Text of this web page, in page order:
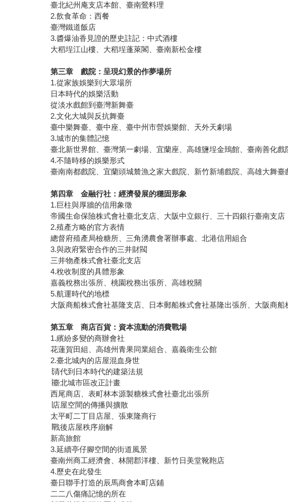
臺北紀州庵支店本館、臺南鶯料理
2.飲食革命：西餐
臺灣鐵道飯店
3.醬爆油香見證的歷史註記：中式酒樓
大稻埕江山樓、大稻埕蓬萊閣、臺南新松金樓
第三章 戲院：呈現幻景的作夢場所
1.從家族娛樂到大眾場所
日本時代的娛樂活動
從淡水戲館到臺灣新舞臺
2.文化大城與反抗舞臺
臺中樂舞臺、臺中座、臺中州市營娛樂館、天外天劇場
3.城市的集體記憶
臺北新世界館、臺灣第一劇場、宜蘭座、高雄鹽埕金鵄館、臺南善化
4.不隨時移的娛樂形式
臺南南都戲院、宜蘭頭城辳漁之家大戲院、新竹新埔戲院、高雄大舞臺
第四章 金融行社：經濟發展的穩固形象
1.巨柱與厚牆的信用象徵
帝國生命保險株式會社臺北支店、大阪中立銀行、三十四銀行臺南支店
2.殖產方略的官方表情
總督府殖產局檢糖所、三角湧農會署辦事處、北港信用組合
3.與政府緊密合作的三井財閥
三井物產株式會社臺北支店
4.稅收制度的具體形象
嘉義稅務出張所、桃園稅務出張所、高雄稅關
5.航運時代的地標
大阪商船株式會社基隆支店、日本郵船株式會社基隆出張所、大阪商船
第五章 商店百貨：資本流動的消費戰場
1.繽紛多變的商辦會社
花蓮賀田組、高雄州青果同業組合、嘉義衛生公館
2.臺北城內的店屋混血身世
∣清代到日本時代的建築法規
∣臺北城市區改正計畫
西尾商店、表町林本源製糖株式會社臺北出張所
∣店屋空間的傳播與擴散
太平町二丁目店屋、張東隆商行
∣戰後店屋秩序崩解
新高旅館
3.延續亭仔腳空間的街道風景
臺南州商工經濟會、林開郡洋樓、新竹日美堂靴鞄店
4.歷史在此發生
臺日聯手打造的辰馬商會本町店鋪
二二八傷痛記憶的所在